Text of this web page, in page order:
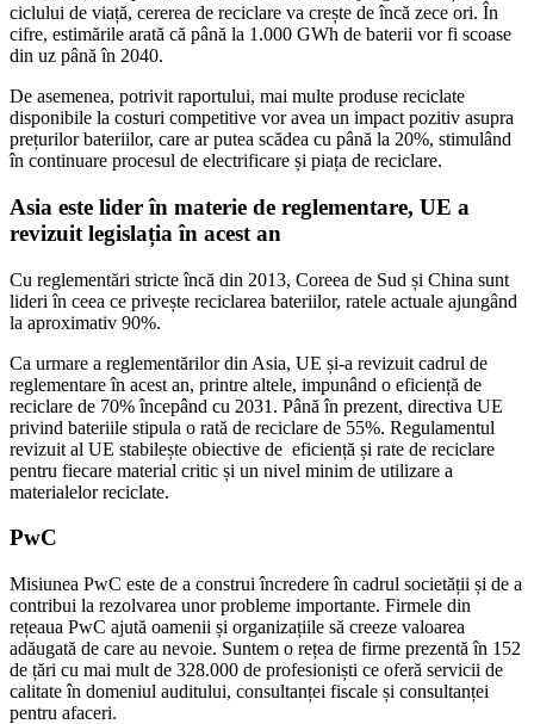
ciclului de viață, cererea de reciclare va crește de încă zece ori. În
cifre, estimările arată că până la 1.000 GWh de baterii vor fi scoase
din uz până în 2040.
De asemenea, potrivit raportului, mai multe produse reciclate
disponibile la costuri competitive vor avea un impact pozitiv asupra
prețurilor bateriilor, care ar putea scădea cu până la 20%, stimulând
în continuare procesul de electrificare și piața de reciclare.
Asia este lider în materie de reglementare, UE a
revizuit legislația în acest an
Cu reglementări stricte încă din 2013, Coreea de Sud și China sunt
lideri în ceea ce privește reciclarea bateriilor, ratele actuale ajungând
la aproximativ 90%.
Ca urmare a reglementărilor din Asia, UE și-a revizuit cadrul de
reglementare în acest an, printre altele, impunând o eficiență de
reciclare de 70% începând cu 2031. Până în prezent, directiva UE
privind bateriile stipula o rată de reciclare de 55%. Regulamentul
revizuit al UE stabilește obiective de eficiență și rate de reciclare
pentru fiecare material critic și un nivel minim de utilizare a
materialelor reciclate.
PwC
Misiunea PwC este de a construi încredere în cadrul societății și de a
contribui la rezolvarea unor probleme importante. Firmele din
rețeaua PwC ajută oamenii și organizațiile să creeze valoarea
adăugată de care au nevoie. Suntem o rețea de firme prezentă în 152
de țări cu mai mult de 328.000 de profesioniști ce oferă servicii de
calitate în domeniul auditului, consultanței fiscale și consultanței
pentru afaceri.